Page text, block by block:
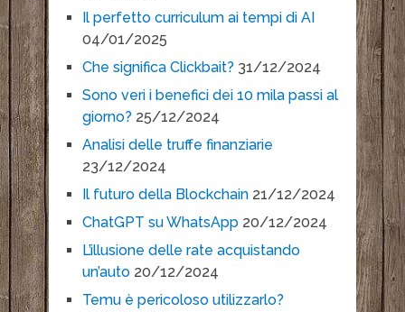
Il perfetto curriculum ai tempi di AI
04/01/2025
Che significa Clickbait? 31/12/2024
Sono veri i benefici dei 10 mila passi al
giorno? 25/12/2024
Analisi delle truffe finanziarie
23/12/2024
Il futuro della Blockchain 21/12/2024
ChatGPT su WhatsApp 20/12/2024
L’illusione delle rate acquistando
un’auto 20/12/2024
Temu è pericoloso utilizzarlo?